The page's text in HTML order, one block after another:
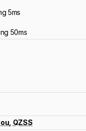
5ms
50ms
QZSS